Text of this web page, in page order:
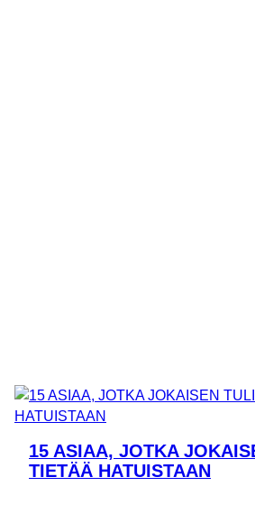
15 ASIAA, JOTKA
TIETÄÄ HATUISTAAN